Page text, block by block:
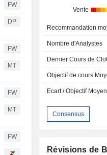
FW
DP
FW
MT
FW
MT
FW
Vente
Recommandation
Nombre d'Analystes
Dernier Cours de
Objectif de cours
Ecart / Objectif Moyen
Consensus
Révisions de